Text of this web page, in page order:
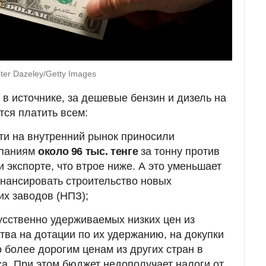
Dazeley/Getty Images
источнике, за дешевые бензин и дизель на
платить всем:
на внутренний рынок приносили
около 96 тыс. тенгеза тонну против
экспорте, что втрое ниже. А это уменьшает
строительство новых
заводов (НПЗ);
удерживаемых низких цен из
на дотации по их удержанию, на докупки
более дорогим ценам из других стран в